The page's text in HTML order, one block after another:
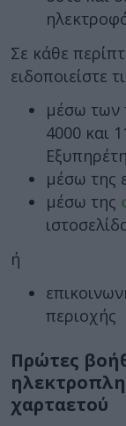
Σε κάθε
ειδοποιείστε
μέσω των
4000 και
μέσω της
μέσω της
ή
περιοχής
Πρώτες
χαρταετού